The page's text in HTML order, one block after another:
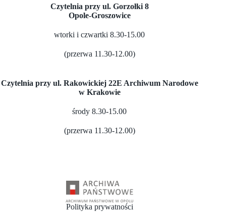
Czytelnia przy ul. Gorzołki 8
Opole-Groszowice
wtorki i czwartki 8.30-15.00
(przerwa 11.30-12.00)
Czytelnia przy ul. Rakowickiej 22E Archiwum Narodowe
w Krakowie
środy 8.30-15.00
(przerwa 11.30-12.00)
Polityka prywatności